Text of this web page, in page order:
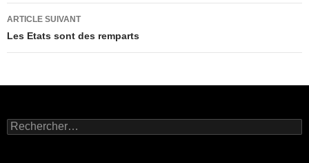
articles
ARTICLE SUIVANT
Les Etats sont des remparts
Rechercher :